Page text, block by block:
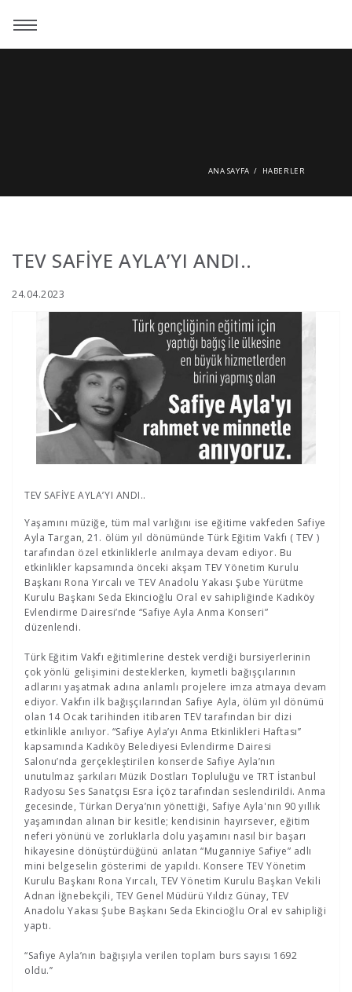
ANA SAYFA HABERLER
TEV SAFİYE AYLA’YI ANDI..
24.04.2023
TEV SAFİYE AYLA’YI ANDI..
Yaşamını müziğe, tüm mal varlığını ise eğitime vakfeden Safiye
Ayla Targan, 21. ölüm yıl dönümünde Türk Eğitim Vakfı ( TEV )
tarafından özel etkinliklerle anılmaya devam ediyor. Bu
etkinlikler kapsamında önceki akşam TEV Yönetim Kurulu
Başkanı Rona Yırcalı ve TEV Anadolu Yakası Şube Yürütme
Kurulu Başkanı Seda Ekincioğlu Oral ev sahipliğinde Kadıköy
Evlendirme Dairesi’nde “Safiye Ayla Anma Konseri”
düzenlendi.
Türk Eğitim Vakfı eğitimlerine destek verdiği bursiyerlerinin
çok yönlü gelişimini desteklerken, kıymetli bağışçılarının
adlarını yaşatmak adına anlamlı projelere imza atmaya devam
ediyor. Vakfın ilk bağışçılarından Safiye Ayla, ölüm yıl dönümü
olan 14 Ocak tarihinden itibaren TEV tarafından bir dizi
etkinlikle anılıyor. “Safiye Ayla’yı Anma Etkinlikleri Haftası’’
kapsamında Kadıköy Belediyesi Evlendirme Dairesi
Salonu’nda gerçekleştirilen konserde Safiye Ayla’nın
unutulmaz şarkıları Müzik Dostları Topluluğu ve TRT İstanbul
Radyosu Ses Sanatçısı Esra İçöz tarafından seslendirildi. Anma
gecesinde, Türkan Derya’nın yönettiği, Safiye Ayla'nın 90 yıllık
yaşamından alınan bir kesitle; kendisinin hayırsever, eğitim
neferi yönünü ve zorluklarla dolu yaşamını nasıl bir başarı
hikayesine dönüştürdüğünü anlatan “Muganniye Safiye” adlı
mini belgeselin gösterimi de yapıldı. Konsere TEV Yönetim
Kurulu Başkanı Rona Yırcalı, TEV Yönetim Kurulu Başkan Vekili
Adnan İğnebekçili, TEV Genel Müdürü Yıldız Günay, TEV
Anadolu Yakası Şube Başkanı Seda Ekincioğlu Oral ev sahipliği
yaptı.
“Safiye Ayla’nın bağışıyla verilen toplam burs sayısı 1692
oldu.’’